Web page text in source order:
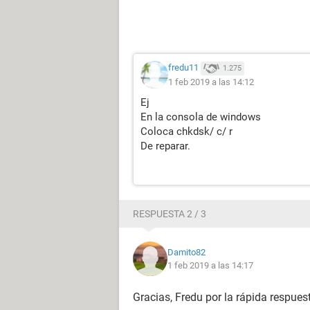
fredu11 1.275
1 feb 2019 a las 14:12
Ej
En la consola de windows
Coloca chkdsk/ c/ r
De reparar.
RESPUESTA 2 / 3
Damito82
1 feb 2019 a las 14:17
Gracias, Fredu por la rápida